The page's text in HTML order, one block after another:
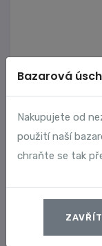
Vyhledané
Číslo
19040
Bazarová
Nakupujete od
použití naší
chraňte se tak
ZAVŘÍT